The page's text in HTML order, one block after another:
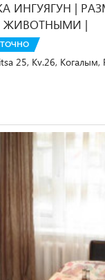
ИНГУЯГУН |
|
25, Kv.26, Когалым,